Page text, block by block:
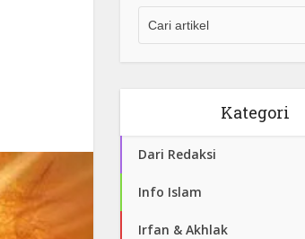
Kategori
Dari Redaksi
Info Islam
Irfan & Akhlak